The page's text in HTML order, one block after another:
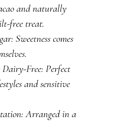
and naturally
free treat.
Sweetness comes
Free: Perfect
and sensitive
Arranged in a